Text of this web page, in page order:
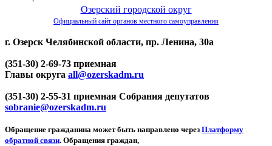
Озерский городской округ
Официальный сайт органов местного самоуправления
г. Озерск Челябинской области, пр. Ленина, 30а
(351-30) 2-69-73 приемная
Главы округа all@ozerskadm.ru
(351-30) 2-55-31 приемная Собрания депутатов
sobranie@ozerskadm.ru
Обращение гражданина может быть направлено через Платформу
обратной связи. Обращения граждан,